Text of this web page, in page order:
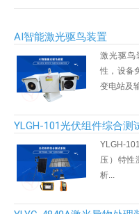
AI智能激光驱鸟装置
激光驱鸟
性，设备
变电站及
YLGH-101光伏组件综合测
YLGH-
压）特性
析...